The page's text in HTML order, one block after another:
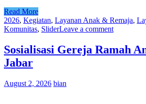
Read More
2026, Kegiatan, Layanan Anak & Remaja,
Komunitas, SliderLeave a comment
Sosialisasi Gereja Ramah
Jabar
August 2, 2026 bian